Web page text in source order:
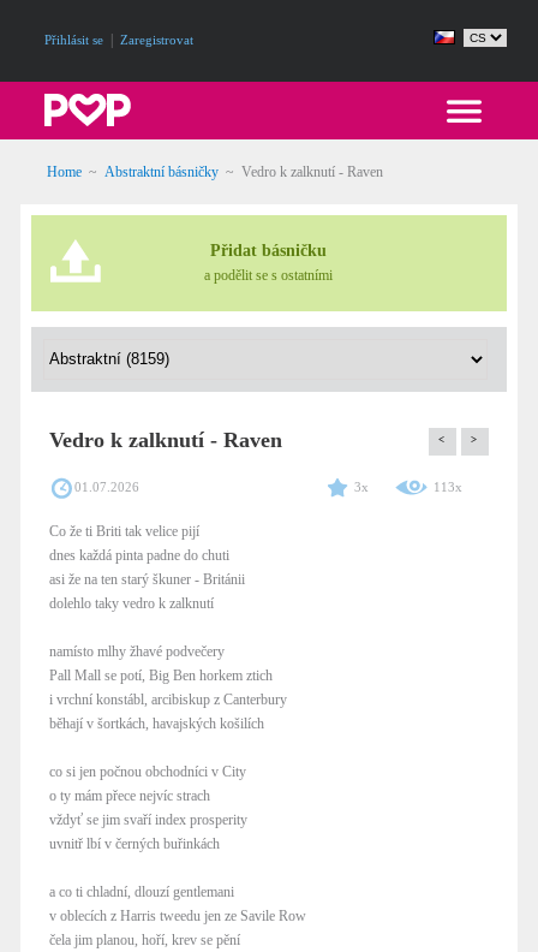
Přihlásit se Zaregistrovat
Home ~ Abstraktní básničky ~ Vedro k zalknutí - Raven
Přidat básničku
a podělit se s ostatními
Vedro k zalknutí - Raven < >
01.07.2026 3x 113x
Co že ti Briti tak velice pijí
dnes každá pinta padne do chuti
asi že na ten starý škuner - Británii
dolehlo taky vedro k zalknutí
namísto mlhy žhavé podvečery
Pall Mall se potí, Big Ben horkem ztich
i vrchní konstábl, arcibiskup z Canterbury
běhají v šortkách, havajských košilích
co si jen počnou obchodníci v City
o ty mám přece nejvíc strach
vždyť se jim svaří index prosperity
uvnitř lbí v černých buřinkách
a co ti chladní, dlouzí gentlemani
v oblecích z Harris tweedu jen ze Savile Row
čela jim planou, hoří, krev se pění